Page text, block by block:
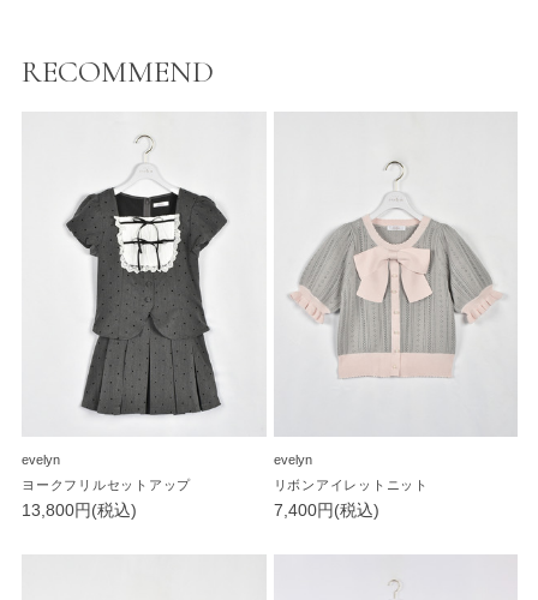
RECOMMEND
evelyn
ヨークフリルセットアップ
13,800円(税込)
evelyn
リボンアイレットニット
7,400円(税込)